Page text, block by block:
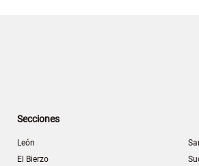
Secciones
León
El Bierzo